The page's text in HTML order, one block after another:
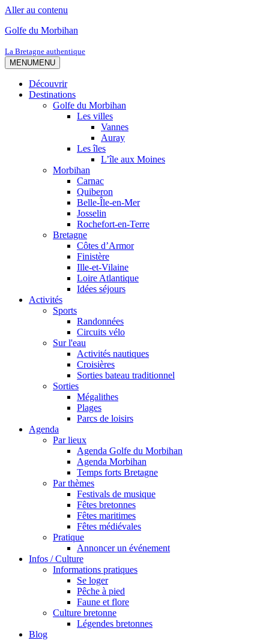
Aller au contenu
Golfe du Morbihan
La Bretagne authentique
MENUMENU
Découvrir
Destinations
Golfe du Morbihan
Les villes
Vannes
Auray
Les îles
L’île aux Moines
Morbihan
Carnac
Quiberon
Belle-Île-en-Mer
Josselin
Rochefort-en-Terre
Bretagne
Côtes d’Armor
Finistère
Ille-et-Vilaine
Loire Atlantique
Idées séjours
Activités
Sports
Randonnées
Circuits vélo
Sur l'eau
Activités nautiques
Croisières
Sorties bateau traditionnel
Sorties
Mégalithes
Plages
Parcs de loisirs
Agenda
Par lieux
Agenda Golfe du Morbihan
Agenda Morbihan
Temps forts Bretagne
Par thèmes
Festivals de musique
Fêtes bretonnes
Fêtes maritimes
Fêtes médiévales
Pratique
Annoncer un événement
Infos / Culture
Informations pratiques
Se loger
Pêche à pied
Faune et flore
Culture bretonne
Légendes bretonnes
Blog